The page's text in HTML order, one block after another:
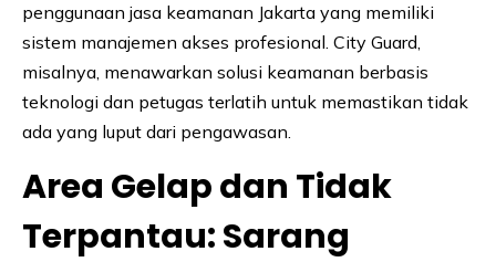
penggunaan jasa keamanan Jakarta yang memiliki
sistem manajemen akses profesional. City Guard,
misalnya, menawarkan solusi keamanan berbasis
teknologi dan petugas terlatih untuk memastikan tidak
ada yang luput dari pengawasan.
Area Gelap dan Tidak
Terpantau: Sarang